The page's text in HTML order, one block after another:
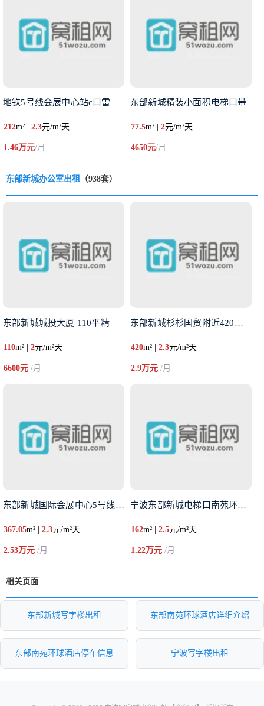
地铁5号线会展中心站c口雷
212m² | 2.3元/m²天
1.46万元/月
东部新城精装小面积电梯口带
77.5m² |2元/m²天
4650元/月
东部新城办公室出租 （938套）
东部新城城投大厦 ​110平精
110m² | 2元/m²天
6600元 /月
东部新城杉杉国贸附近420平米
420m² |2.3元/m²天
2.9万元/月
东部新城国际会展中心5号线出口
367.05m² | 2.3元/m²天
2.53万元 /月
宁波东部新城电梯口南苑环球酒店
162m² |2.5元/m²天
1.22万元/月
相关页面
东部新城写字楼出租 东部南苑环球酒店详细介绍
东部南苑环球酒店停车信息 宁波写字楼出租